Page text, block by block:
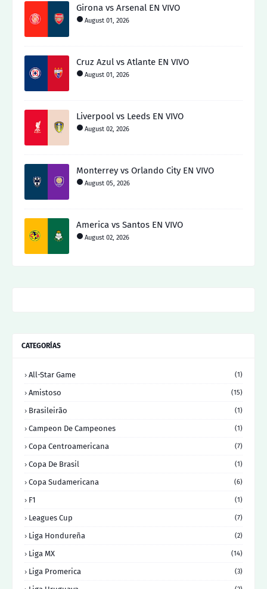
Girona vs Arsenal EN VIVO
August 01, 2026
Cruz Azul vs Atlante EN VIVO
August 01, 2026
Liverpool vs Leeds EN VIVO
August 02, 2026
Monterrey vs Orlando City EN VIVO
August 05, 2026
America vs Santos EN VIVO
August 02, 2026
CATEGORÍAS
All-Star Game (1)
Amistoso (15)
Brasileirão (1)
Campeon De Campeones (1)
Copa Centroamericana (7)
Copa De Brasil (1)
Copa Sudamericana (6)
F1 (1)
Leagues Cup (7)
Liga Hondureña (2)
Liga MX (14)
Liga Promerica (3)